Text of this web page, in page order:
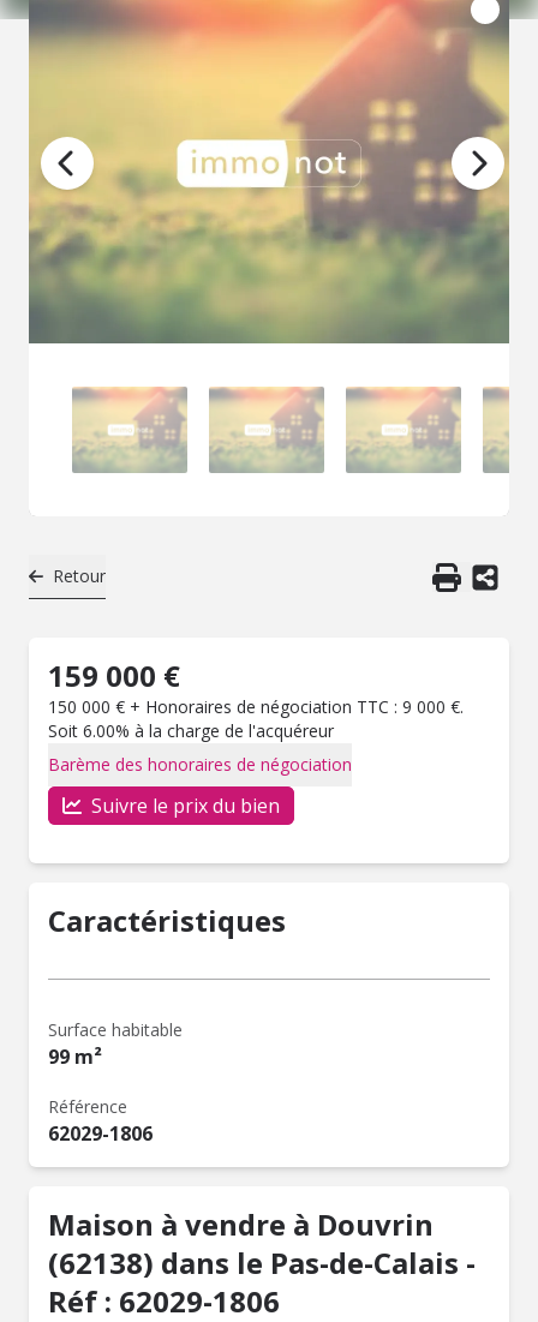
Retour
159 000 €
150 000 € + Honoraires de négociation TTC : 9 000 €.
Soit 6.00% à la charge de l'acquéreur
Barème des honoraires de négociation
Suivre le prix du bien
Caractéristiques
Surface habitable
99 m²
Référence
62029-1806
Maison à vendre à Douvrin
(62138) dans le Pas-de-Calais -
Réf : 62029-1806